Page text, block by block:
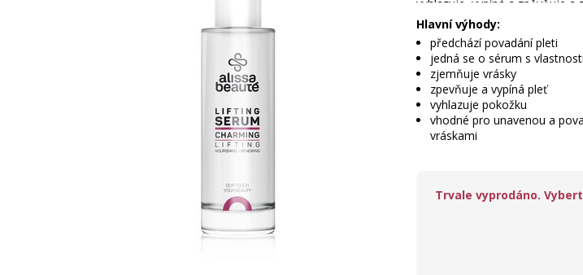
vyhlazuje, vypíná a zpěvňuje a
Hlavní výhody:
předchází povadání pleti
jedná se o sérum s
zjemňuje vrásky
zpevňuje a vypíná pleť
vyhlazuje pokožku
vhodné pro unavenou a
vráskami
Trvale vyprodáno.